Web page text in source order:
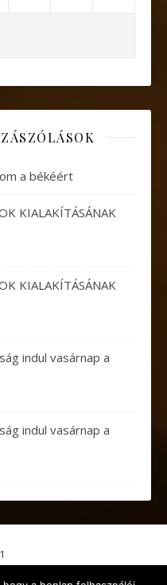
a békéért
KIALAKÍTÁSÁNAK
KIALAKÍTÁSÁNAK
indul vasárnap a
indul vasárnap a